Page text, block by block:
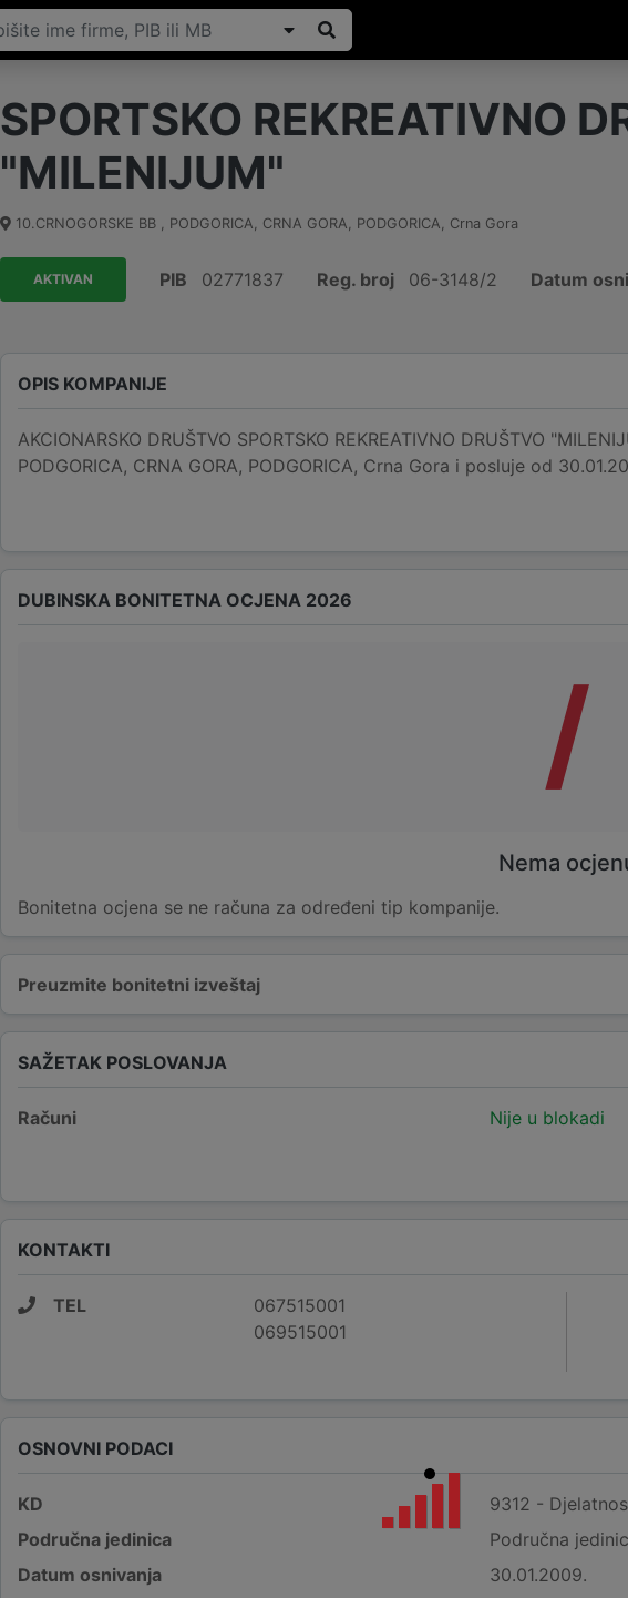
SPORTSKO REKREATIVNO
"MILENIJUM"
10.CRNOGORSKE BB , PODGORICA, CRNA GORA, PODGORICA, Crna Gora
AKTIVAN PIB 02771837 Reg. broj 06-3148/2 Datum
OPIS KOMPANIJE
AKCIONARSKO DRUŠTVO SPORTSKO REKREATIVNO DRUŠTVO
PODGORICA, CRNA GORA, PODGORICA, Crna Gora i posluje od
Preuzmite bonitetni izveštaj
DUBINSKA BONITETNA OCJENA 2026
/
Nema
Bonitetna ocjena se ne računa za određeni tip kompanije.
SAŽETAK POSLOVANJA
Računi Nije u blokadi
KONTAKTI
TEL
067515001
069515001
OSNOVNI PODACI
KD
9312 -
Područna jedinica
Područna
Datum osnivanja
30.01.2009.